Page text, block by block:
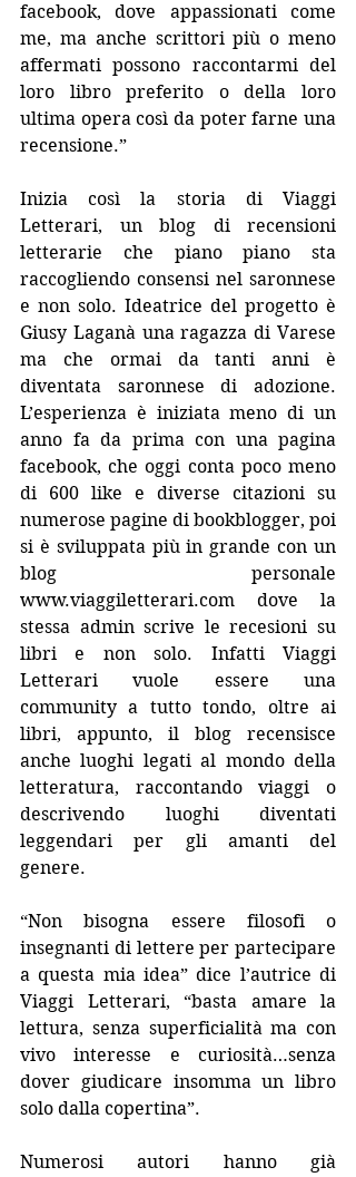
facebook, dove appassionati come
me, ma anche scrittori più o meno
affermati possono raccontarmi del
loro libro preferito o della loro
ultima opera così da poter farne una
recensione.”
Inizia così la storia di Viaggi
Letterari, un blog di recensioni
letterarie che piano piano sta
raccogliendo consensi nel saronnese
e non solo. Ideatrice del progetto è
Giusy Laganà una ragazza di Varese
ma che ormai da tanti anni è
diventata saronnese di adozione.
L’esperienza è iniziata meno di un
anno fa da prima con una pagina
facebook, che oggi conta poco meno
di 600 like e diverse citazioni su
numerose pagine di bookblogger, poi
si è sviluppata più in grande con un
blog personale
www.viaggiletterari.com dove la
stessa admin scrive le recesioni su
libri e non solo. Infatti Viaggi
Letterari vuole essere una
community a tutto tondo, oltre ai
libri, appunto, il blog recensisce
anche luoghi legati al mondo della
letteratura, raccontando viaggi o
descrivendo luoghi diventati
leggendari per gli amanti del
genere.
“Non bisogna essere filosofi o
insegnanti di lettere per partecipare
a questa mia idea” dice l’autrice di
Viaggi Letterari, “basta amare la
lettura, senza superficialità ma con
vivo interesse e curiosità…senza
dover giudicare insomma un libro
solo dalla copertina”.
Numerosi autori hanno già